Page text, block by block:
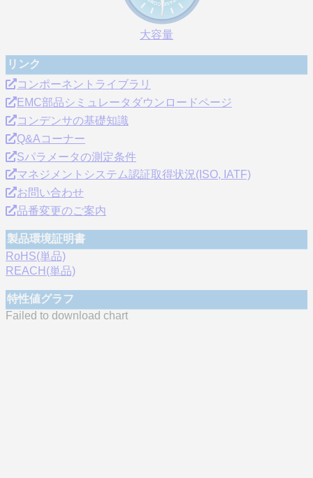
大容量
リンク
コンポーネントライブラリ
EMC部品シミュレータダウンロードページ
コンデンサの基礎知識
Q&Aコーナー
Sパラメータの測定条件
マネジメントシステム認証取得状況(ISO, IATF)
お問い合わせ
品番変更のご案内
製品環境証明書
RoHS(単品)
REACH(単品)
特性値グラフ
Failed to download chart